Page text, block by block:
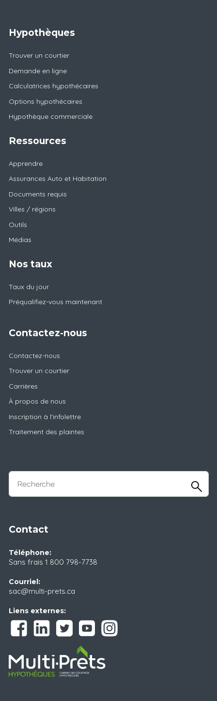
Hypothèques
Trouver un courtier
Demande en ligne
Calculatrices hypothécaires
Options hypothécaires
Hypothèque commerciale
Ressources
Apprendre
Assurances Auto et Habitation
Documents requis
Villes / régions
Outils
Médias
Nos taux
Taux du jour
Préqualifiez-vous maintenant
Contactez-nous
Contactez-nous
Trouver un courtier
Carrières
À propos de nous
Inscription à l'infolettre
Traitement des plaintes
Contact
Téléphone:
Sans frais 1 800 798-7738
Courriel:
sac@multi-prets.ca
Liens externes: